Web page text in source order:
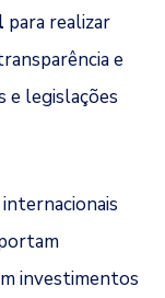
para realizar
e
e legislações
investimentos